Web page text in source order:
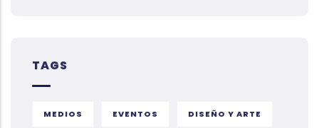
TAGS
MEDIOS EVENTOS DISEÑO Y ARTE